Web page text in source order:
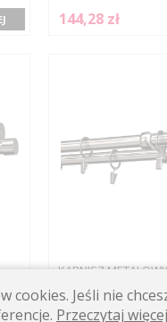
144,28 zł
KARNISZ
Podwójny
cookies. Jeśli nie
Przeczytaj